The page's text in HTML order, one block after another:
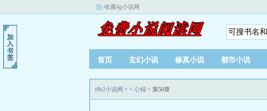
收藏4g小说网
首页 玄幻小说 修真小说 都市小说
t9b2小说网 > > 心锚 > 第50章